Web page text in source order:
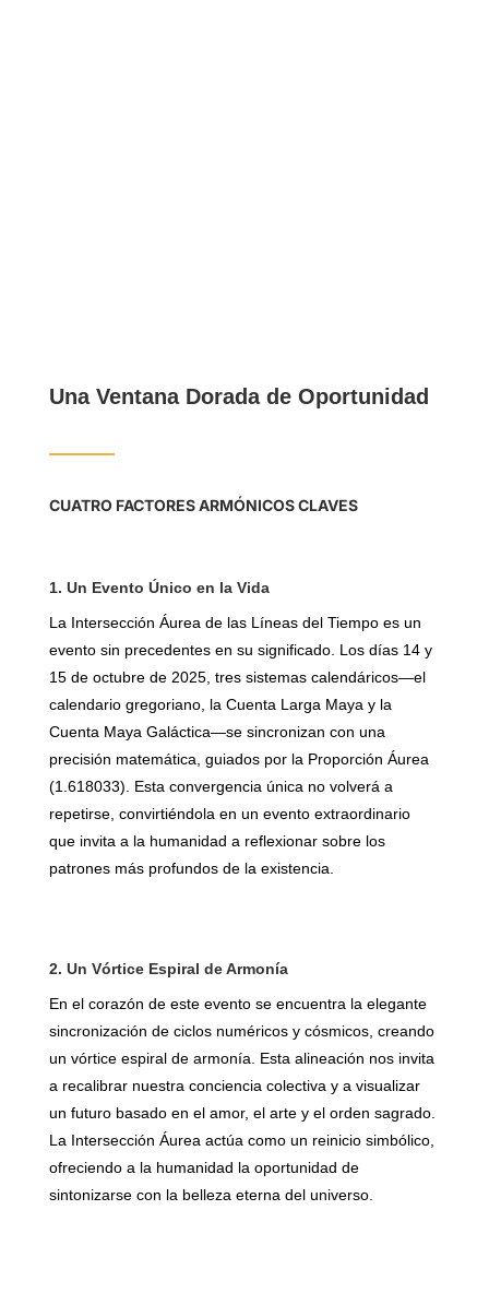
Una Ventana Dorada de Oportunidad
CUATRO FACTORES ARMÓNICOS CLAVES
1. Un Evento Único en la Vida
La Intersección Áurea de las Líneas del Tiempo es un
evento sin precedentes en su significado. Los días 14 y
15 de octubre de 2025, tres sistemas calendáricos—el
calendario gregoriano, la Cuenta Larga Maya y la
Cuenta Maya Galáctica—se sincronizan con una
precisión matemática, guiados por la Proporción Áurea
(1.618033). Esta convergencia única no volverá a
repetirse, convirtiéndola en un evento extraordinario
que invita a la humanidad a reflexionar sobre los
patrones más profundos de la existencia.
2. Un Vórtice Espiral de Armonía
En el corazón de este evento se encuentra la elegante
sincronización de ciclos numéricos y cósmicos, creando
un vórtice espiral de armonía. Esta alineación nos invita
a recalibrar nuestra conciencia colectiva y a visualizar
un futuro basado en el amor, el arte y el orden sagrado.
La Intersección Áurea actúa como un reinicio simbólico,
ofreciendo a la humanidad la oportunidad de
sintonizarse con la belleza eterna del universo.